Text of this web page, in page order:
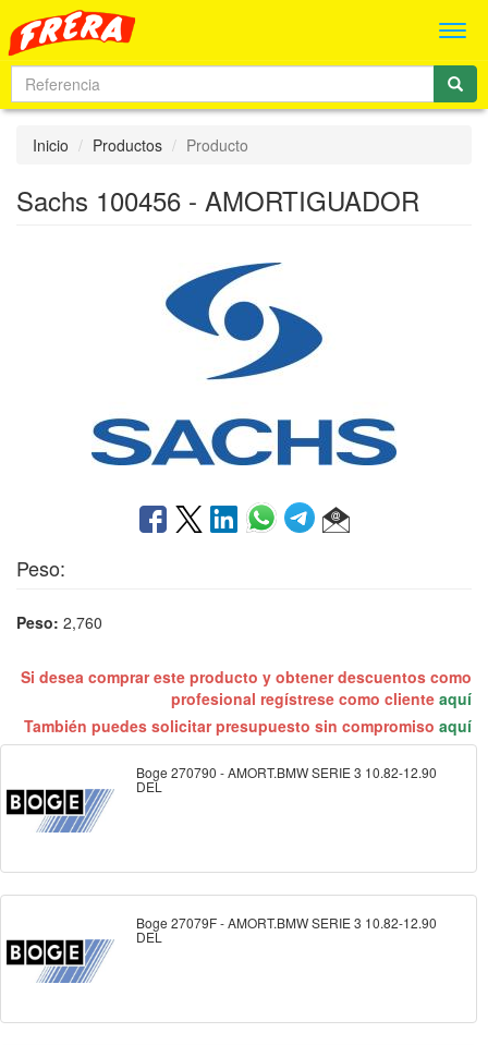
Inicio Productos Producto
Sachs 100456 - AMORTIGUADOR
Peso:
Peso: 2,760
Si desea comprar este producto y obtener descuentos como
profesional regístrese como cliente aquí
También puedes solicitar presupuesto sin compromiso aquí
Boge 270790 - AMORT.BMW SERIE 3 10.82-12.90
DEL
Boge 27079F - AMORT.BMW SERIE 3 10.82-12.90
DEL